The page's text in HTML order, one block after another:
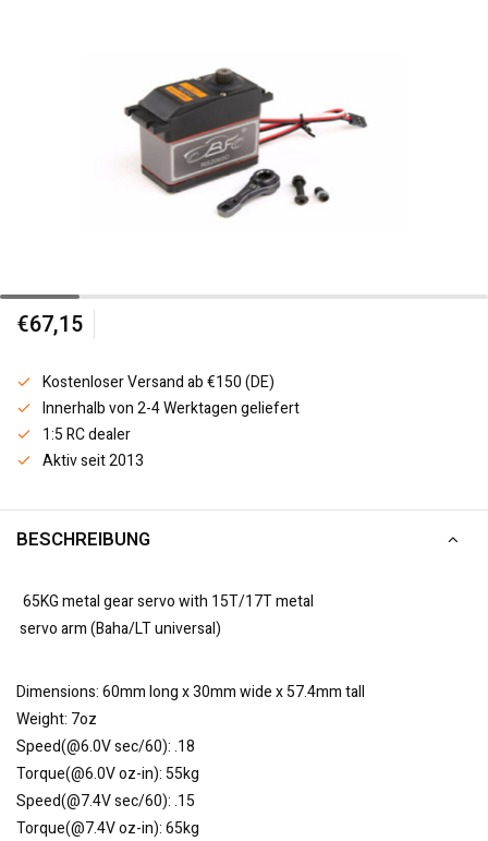
€67,15
Kostenloser Versand ab €150 (DE)
Innerhalb von 2-4 Werktagen geliefert
1:5 RC dealer
Aktiv seit 2013
BESCHREIBUNG
65KG metal gear servo with 15T/17T metal
servo arm (Baha/LT universal)
Dimensions: 60mm long x 30mm wide x 57.4mm tall
Weight: 7oz
Speed(@6.0V sec/60): .18
Torque(@6.0V oz-in): 55kg
Speed(@7.4V sec/60): .15
Torque(@7.4V oz-in): 65kg